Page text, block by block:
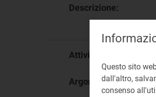
Descrizione:
Attività:
Argomento:
Questo sito
dall'altro,
consenso